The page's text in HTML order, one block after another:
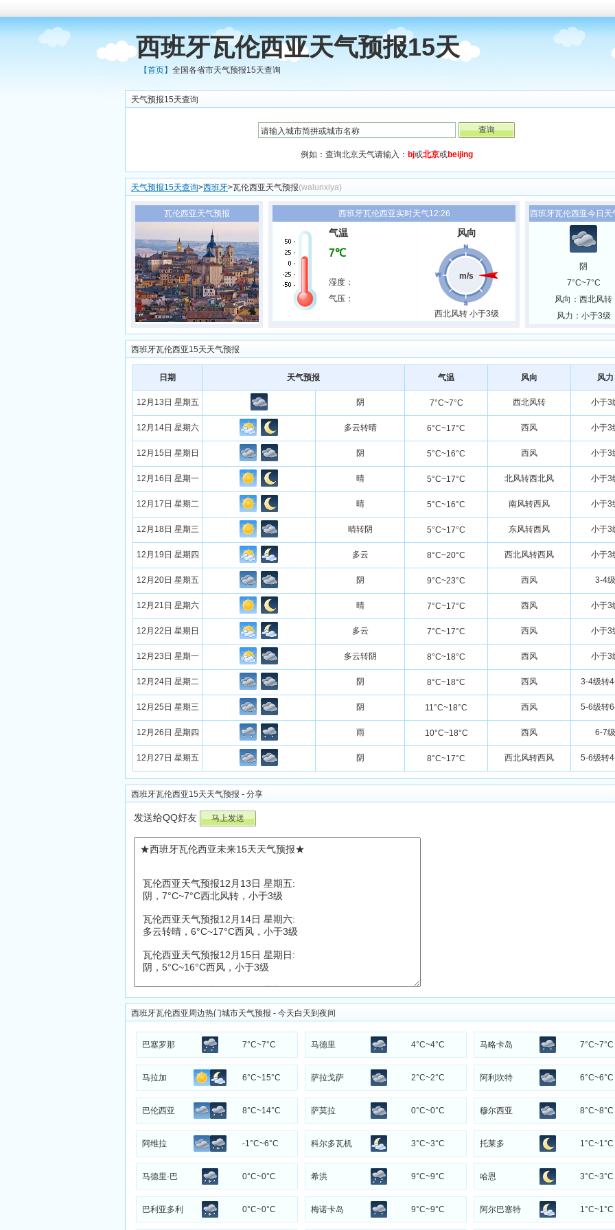
西班牙瓦伦西亚天气预报15天
【首页】 全国各省市天气预报15天查询
天气预报15天查询
例如：查询北京天气请输入： bj或北京或beijing
天气预报15天查询>西班牙>瓦伦西亚天气预报(walunxiya)
瓦伦西亚天气预报 西班牙瓦伦西亚实时天气12:26
气温
7℃
湿度：
气压：
风向
m/s
西北风转 小于3级
西班牙瓦伦西亚今日天
阴
7°C~7°C
风向：西北风转
风力：小于3级
西班牙瓦伦西亚15天天气预报
日期 天气预报 气温 风向 风力
12月13日 星期五 阴 7°C~7°C 西北风转 小于3
12月14日 星期六 多云转晴 6°C~17°C 西风 小于3
12月15日 星期日 阴 5°C~16°C 西风 小于3
12月16日 星期一 晴 5°C~17°C 北风转西北风 小于3
12月17日 星期二 晴 5°C~16°C 南风转西风 小于3
12月18日 星期三 晴转阴 5°C~17°C 东风转西风 小于3
12月19日 星期四 多云 8°C~20°C 西北风转西风 小于3
12月20日 星期五 阴 9°C~23°C 西风 3-4级
12月21日 星期六 晴 7°C~17°C 西风 小于3
12月22日 星期日 多云 7°C~17°C 西风 小于3
12月23日 星期一 多云转阴 8°C~18°C 西风 小于3
12月24日 星期二 阴 8°C~18°C 西风 3-4级转
12月25日 星期三 阴 11°C~18°C 西风 5-6级转
12月26日 星期四 雨 10°C~18°C 西风 6-7级
12月27日 星期五 阴 8°C~17°C 西北风转西风 5-6级转
西班牙瓦伦西亚15天天气预报 - 分享
发送给QQ好友
西班牙瓦伦西亚周边热门城市天气预报 - 今天白天到夜间
巴塞罗那 7°C~7°C 马德里 4°C~4°C 马略卡岛 7°C~7°C
马拉加 6°C~15°C 萨拉戈萨 2°C~2°C 阿利坎特 6°C~6°C
巴伦西亚 8°C~14°C 萨莫拉 0°C~0°C 穆尔西亚 8°C~8°C
阿维拉 -1°C~6°C 科尔多瓦机 3°C~3°C 托莱多 1°C~1°C
马德里·巴 0°C~0°C 希洪 9°C~9°C 哈恩 3°C~3°C
巴利亚多利 0°C~0°C 梅诺卡岛 9°C~9°C 阿尔巴塞特 1°C~1°C